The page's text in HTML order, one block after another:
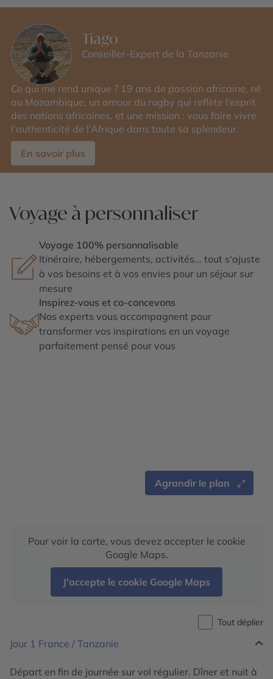
Tiago
Conseiller-Expert de la Tanzanie
Ce qui me rend unique ? 19 ans de passion africaine, né
au Mozambique, un amour du rugby qui reflète l’esprit
des nations africaines, et une mission : vous faire vivre
l’authenticité de l’Afrique dans toute sa splendeur.
En savoir plus
Voyage à personnaliser
Voyage 100% personnalisable
Itinéraire, hébergements, activités... tout s'ajuste
à vos besoins et à vos envies pour un séjour sur
mesure
Inspirez-vous et co-concevons
Nos experts vous accompagnent pour
transformer vos inspirations en un voyage
parfaitement pensé pour vous
Agrandir le plan
Pour voir la carte, vous devez accepter le cookie
Google Maps.
J'accepte le cookie Google Maps
Tout déplier
Jour 1 France / Tanzanie
Départ en fin de journée sur vol régulier. Dîner et nuit à